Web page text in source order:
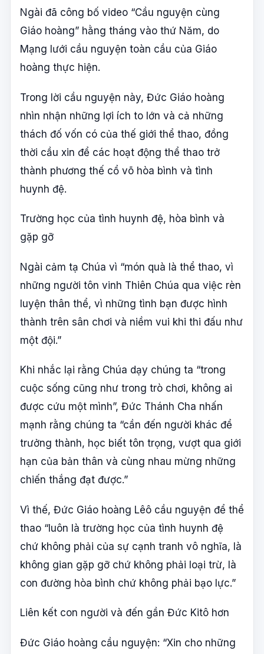
Ngài đã công bố video “Cầu nguyện cùng
Giáo hoàng” hằng tháng vào thứ Năm, do
Mạng lưới cầu nguyện toàn cầu của Giáo
hoàng thực hiện.
Trong lời cầu nguyện này, Đức Giáo hoàng
nhìn nhận những lợi ích to lớn và cả những
thách đố vốn có của thế giới thể thao, đồng
thời cầu xin để các hoạt động thể thao trở
thành phương thế cổ võ hòa bình và tình
huynh đệ.
Trường học của tình huynh đệ, hòa bình và
gặp gỡ
Ngài cảm tạ Chúa vì “món quà là thể thao, vì
những người tôn vinh Thiên Chúa qua việc rèn
luyện thân thể, vì những tình bạn được hình
thành trên sân chơi và niềm vui khi thi đấu như
một đội.”
Khi nhắc lại rằng Chúa dạy chúng ta “trong
cuộc sống cũng như trong trò chơi, không ai
được cứu một mình”, Đức Thánh Cha nhấn
mạnh rằng chúng ta “cần đến người khác để
trưởng thành, học biết tôn trọng, vượt qua giới
hạn của bản thân và cùng nhau mừng những
chiến thắng đạt được.”
Vì thế, Đức Giáo hoàng Lêô cầu nguyện để thể
thao “luôn là trường học của tình huynh đệ
chứ không phải của sự cạnh tranh vô nghĩa, là
không gian gặp gỡ chứ không phải loại trừ, là
con đường hòa bình chứ không phải bạo lực.”
Liên kết con người và đến gần Đức Kitô hơn
Đức Giáo hoàng cầu nguyện: “Xin cho những